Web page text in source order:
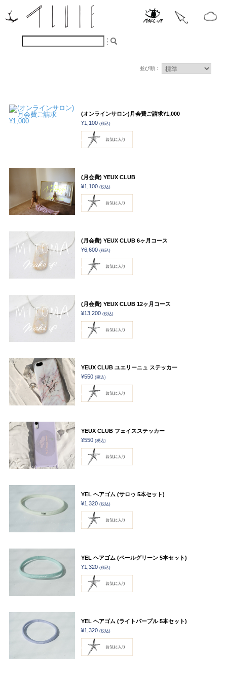
並び順：
(オンラインサロン)月会費ご請求¥1,000
¥1,100 (税込)
(月会費) YEUX CLUB
¥1,100 (税込)
(月会費) YEUX CLUB 6ヶ月コース
¥6,600 (税込)
(月会費) YEUX CLUB 12ヶ月コース
¥13,200 (税込)
YEUX CLUB ユエリーニュ ステッカー
¥550 (税込)
YEUX CLUB フェイスステッカー
¥550 (税込)
YEL ヘアゴム (サロゥ 5本セット)
¥1,320 (税込)
YEL ヘアゴム (ペールグリーン 5本セット)
¥1,320 (税込)
YEL ヘアゴム (ライトパープル 5本セット)
¥1,320 (税込)